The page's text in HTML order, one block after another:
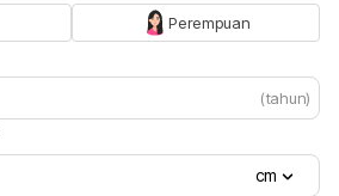
Perempuan
(tahun)
cm